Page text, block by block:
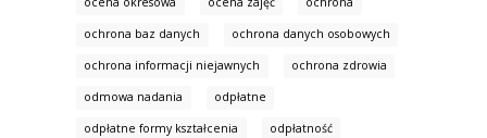
ochrona baz danych ochrona danych osobowych
ochrona informacji niejawnych ochrona zdrowia
odmowa nadania odpłatne
odpłatne formy kształcenia odpłatność